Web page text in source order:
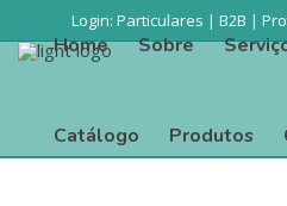
Login: Particulares | B2B |
Home Sobre
Catálogo Produtos